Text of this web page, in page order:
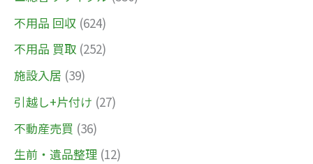
不用品 回収 (624)
不用品 買取 (252)
施設入居 (39)
引越し+片付け (27)
不動産売買 (36)
生前・遺品整理 (12)